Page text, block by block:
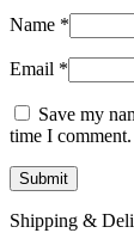
Name *
Email *
Save my
time I comment.
Shipping &